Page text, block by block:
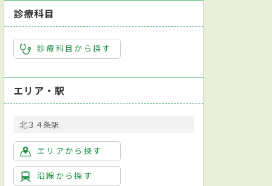
診療科目
診療科目から探す
エリア・駅
北３４条駅
エリアから探す
沿線から探す